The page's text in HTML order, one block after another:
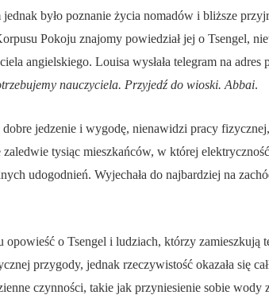
było poznanie życia nomadów i bliższe
Pokoju znajomy powiedział jej o Tsengel,
angielskiego. Louisa wysłała telegram na adres
nauczyciela. Przyjedź do wioski. Abbai.
jedzenie i wygodę, nienawidzi pracy
tysiąc mieszkańców, w której
udogodnień. Wyjechała do najbardziej na
o Tsengel i ludziach, którzy zamieszkują
przygody, jednak rzeczywistość okazała się
czynności, takie jak przyniesienie sobie wody